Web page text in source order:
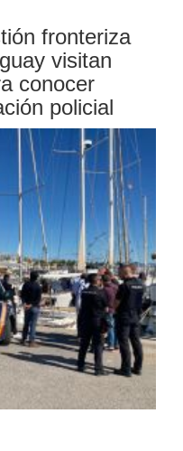
fronteriza
visitan
conocer
policial